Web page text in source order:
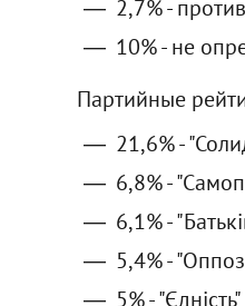
2,7% -
10% - не
Партийные
21,6% -
6,8% -
6,1% -
5,4% -
5% - "Єдність"